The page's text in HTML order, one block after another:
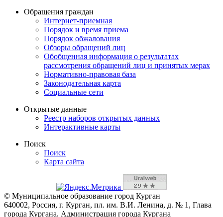
Обращения граждан
Интернет-приемная
Порядок и время приема
Порядок обжалования
Обзоры обращений лиц
Обобщенная информация о результатах
рассмотрения обращений лиц и принятых мерах
Нормативно-правовая база
Законодательная карта
Социальные сети
Открытые данные
Реестр наборов открытых данных
Интерактивные карты
Поиск
Поиск
Карта сайта
© Муниципальное образование город Курган
640002, Россия, г. Курган, пл. им. В.И. Ленина, д. № 1, Глава
города Кургана, Администрация города Кургана